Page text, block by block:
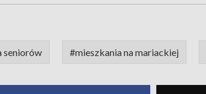
seniorów #mieszkania na mariackiej